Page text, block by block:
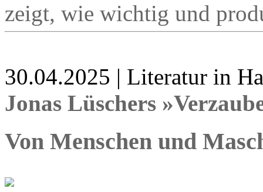
zeigt, wie wichtig und
30.04.2025 | Literatur in
Jonas Lüschers
Von Menschen und